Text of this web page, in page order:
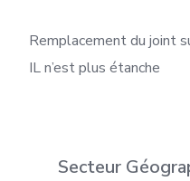
Remplacement du joint
IL n’est plus étanche
Secteur